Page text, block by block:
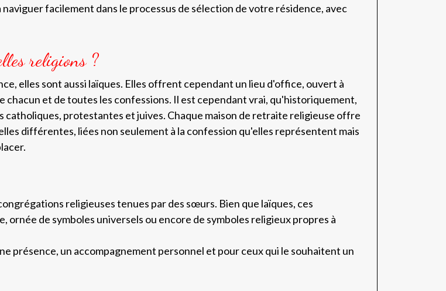
facilement dans le processus de sélection de votre résidence, avec
religions ?
elles sont aussi laïques. Elles offrent cependant un lieu d'office, ouvert à
et de toutes les confessions. Il est cependant vrai, qu'historiquement,
protestantes et juives. Chaque maison de retraite religieuse offre
différentes, liées non seulement à la confession qu'elles représentent mais
religieuses tenues par des sœurs. Bien que laïques, ces
de symboles universels ou encore de symboles religieux propres à
présence, un accompagnement personnel et pour ceux qui le souhaitent un